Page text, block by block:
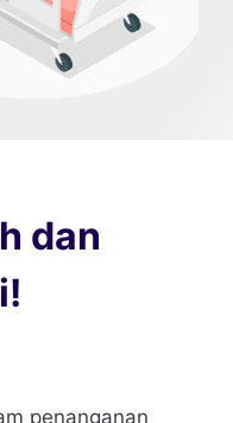
dan
penanganan